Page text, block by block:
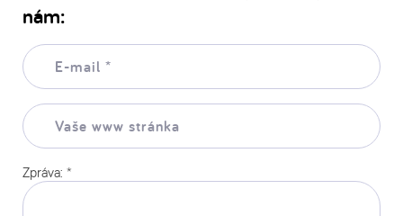
nám:
E-
mail:
Vaše
www
stránka:
Zpráva: *